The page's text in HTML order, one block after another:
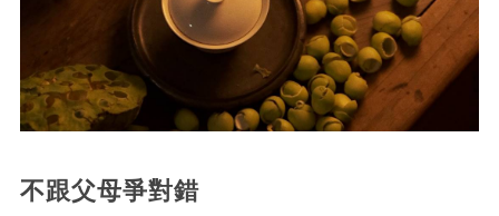
不跟父母爭對錯